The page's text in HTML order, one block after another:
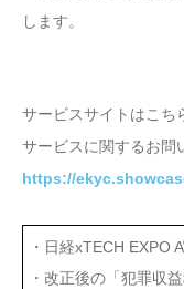
します。
サービスサイトはこち
サービスに関するお問
https://
・日経xTECH EXPO
・改正後の「犯罪収